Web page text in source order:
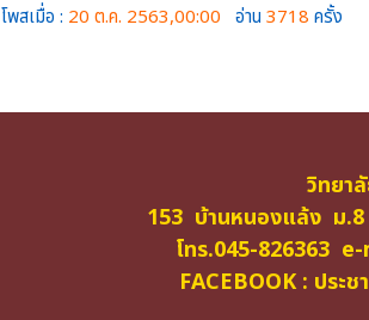
โพสเมื่อ : 20 ต.ค. 2563,00:00 อ่าน 3718 ครั้ง
วิทยา
153 บ้านหนองแล้ง ม
โทร.045-826363
FACEBOOK : ประ